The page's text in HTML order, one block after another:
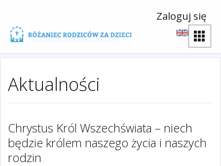
Zaloguj się
Aktualności
Chrystus Król Wszechświata – niech
będzie królem naszego życia i naszych
rodzin